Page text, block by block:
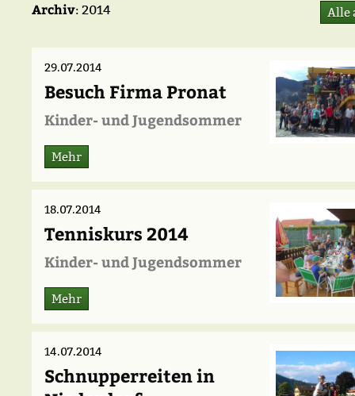
Archiv: 2014 Alle
29.07.2014
Besuch Firma Pronat
Kinder- und Jugendsommer
Mehr
18.07.2014
Tenniskurs 2014
Kinder- und Jugendsommer
Mehr
14.07.2014
Schnupperreiten in